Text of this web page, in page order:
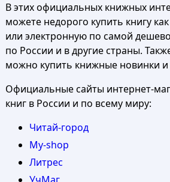
В этих официальных книжных
можете недорого купить книгу
или электронную по самой
по России и в другие страны.
можно купить книжные новинки и
Официальные сайты интернет-
книг в России и по всему миру:
Читай-город
My-shop
Литрес